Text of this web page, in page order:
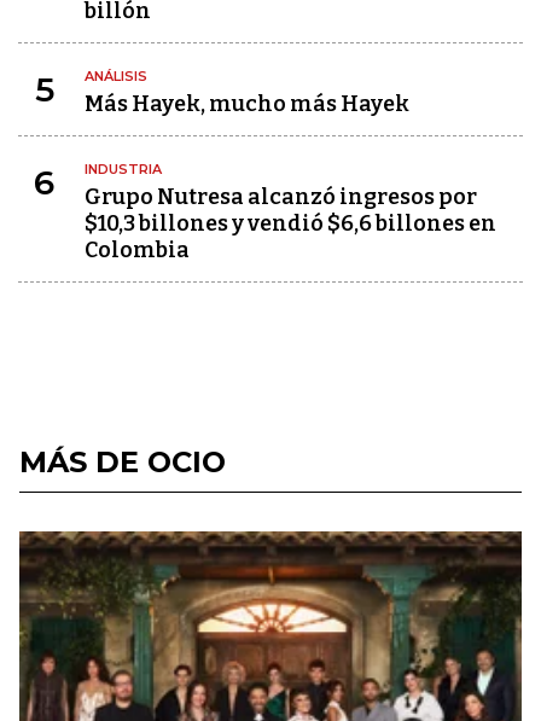
billón
5 ANÁLISIS
Más Hayek, mucho más Hayek
6 INDUSTRIA
Grupo Nutresa alcanzó ingresos por
$10,3 billones y vendió $6,6 billones en
Colombia
MÁS DE OCIO